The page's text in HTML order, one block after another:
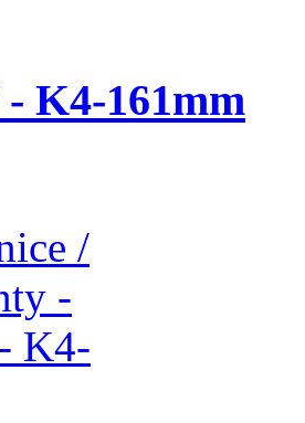
K4-161mm